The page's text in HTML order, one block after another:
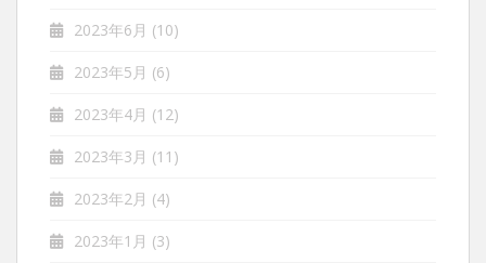
2023年6月 (10)
2023年5月 (6)
2023年4月 (12)
2023年3月 (11)
2023年2月 (4)
2023年1月 (3)